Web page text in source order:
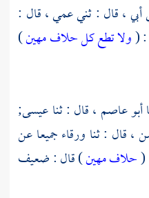
أبي ، قال : ثني عمي ، قال :
: (ولا تطع كل حلاف مهين)
أبو عاصم ،قال : ثناعيسى;
،قال : ثنا ورقاءجميعا عن
(حلاف مهين) قال : ضعيف